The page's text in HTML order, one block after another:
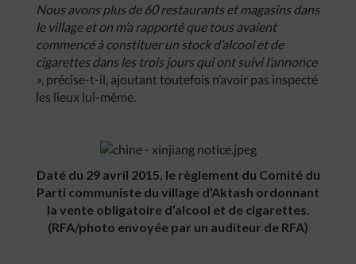
Nous avons plus de 60 restaurants et magasins dans
le village et on m’a rapporté que tous avaient
commencé à constituer un stock d’alcool et de
cigarettes dans les trois jours qui ont suivi l’annonce
», précise-t-il, ajoutant toutefois n’avoir pas inspecté
les lieux lui-même.
Daté du 29 avril 2015, le règlement du Comité du
Parti communiste du village d’Aktash ordonnant
la vente obligatoire d’alcool et de cigarettes.
(RFA/photo envoyée par un auditeur de RFA)